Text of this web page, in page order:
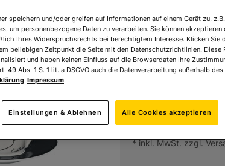
Set La
Art.Nr.:889968
Ihr Preis:98,00
* inkl. MwSt. zzgl.
speichern und/oder greifen auf Informationen auf einem Gerät zu,
um personenbezogene Daten zu verarbeiten. Sie können akzeptieren
Ihres Widerspruchsrechts bei berechtigtem Interesse. Klicken Sie
beliebigen Zeitpunkt die Seite mit den Datenschutzrichtlinien. Diese
und haben keinen Einfluss auf die Browserdaten Ihre
49 Abs. 1 S. 1 lit. a DSGVO auch die Datenverarbeitung außerhalb des
Impressum
Einstellungen & Ablehnen Alle Cookies akzeptieren